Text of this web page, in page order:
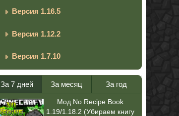
Версия 1.16.5
Версия 1.12.2
Версия 1.7.10
За 7 дней За месяц За год
Мод No Recipe Book
1.19/1.18.2 (Убираем книгу